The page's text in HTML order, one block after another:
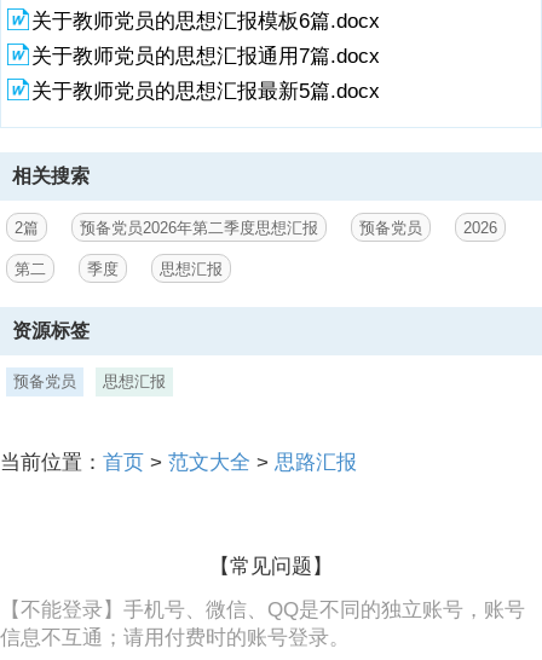
2、的科学理论是指导我们应对复杂局面、推动事业发展的强大思想武
器。特别是结合新时代新征程的使命任务，我对自身所肩负的责任有了
更清醒的把握，进一步增强了拥护核心、跟随核心、捍卫核心的思想自
觉和行动自觉。2注重融会贯通，指导工作实践。我努力克服“浅尝辄
责相结合，找准落实的切入点；二是思考如何在具体工作中 2 体现党的
宗旨，更好地服务群众。例如，在参与请结合实际填写，如：某项政策
调研/社区发展规划工作时，我尝试运用所学理论分析问题、提出建议，
使理论学习成果初步转化为推动工作的
3、思路。二、践行初心使命，强化担当作为 1立足本职岗位，积极履
职尽责。在工作中，我时刻牢记自己的预备党员身份，努力将组织的信
任转化为干事创业的动力。面对部门重点项目，日常繁琐任务，我始终
秉持认真负责的态度，主动承担，细致完成。例如，在负责某专项数据
的整理分析/某次活动的组织协调过程中，我遇到了时间紧、任务重、数
务实践，厚植为民情怀。我积极参与单位组织的请结合实际填写，如：
4、服务时，我深切感受到群众对美好生活的期盼，也体会到基层工作
的不易。这让我更加坚定了“从群众中来，到群众中去”的工作方法，提
醒自己要常怀为民之心，多办利民之事，哪怕力量微薄，也要尽力为群
众排忧解难，用实际行动诠释入党初心。三、汲取精神养分，锤炼党性
修养 1传承红色基因，赓续精神血脉。本季度，我通过参加请结合实际
关于教师党员的思想汇报模板6篇.docx
关于教师党员的思想汇报通用7篇.docx
关于教师党员的思想汇报最新5篇.docx
相关搜索
2篇 预备党员2026年第二季度思想汇报 预备党员 2026
第二 季度 思想汇报
资源标签
预备党员 思想汇报
当前位置： 首页 > 范文大全 > 思路汇报
【常见问题】
【不能登录】手机号、微信、QQ是不同的独立账号，账号
信息不互通；请用付费时的账号登录。